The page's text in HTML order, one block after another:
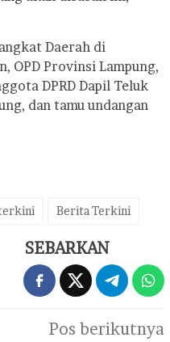
Daerah di
OPD Provinsi Lampung,
DPRD Dapil Teluk
dan tamu undangan
Berita Terkini
SEBARKAN
Pos berikutnya